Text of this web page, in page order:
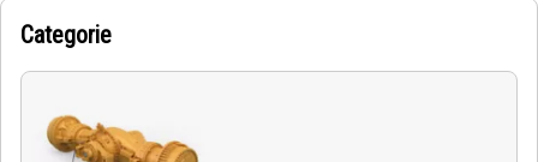
Categorie